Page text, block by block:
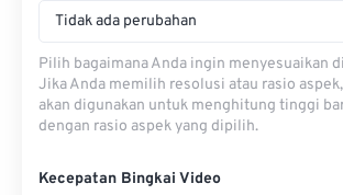
Tidak ada perubahan
Pilih bagaimana Anda ingin menyesuaikan
Jika Anda memilih resolusi atau rasio
akan digunakan untuk menghitung tinggi
dengan rasio aspek yang dipilih.
Kecepatan Bingkai Video